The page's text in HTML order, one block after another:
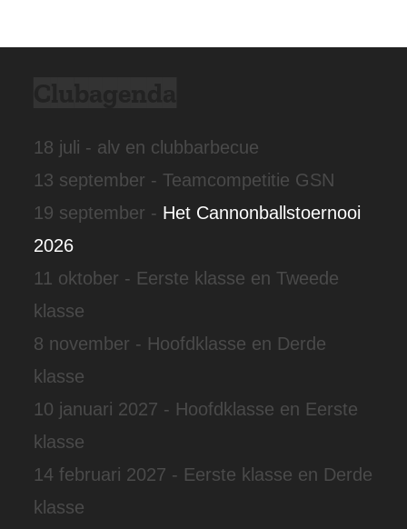
18 juli - alv en clubbarbecue
13 september - Teamcompetitie GSN
19 september - Het Cannonballstoernooi
2026
11 oktober - Eerste klasse en Tweede
klasse
8 november - Hoofdklasse en Derde
klasse
10 januari 2027 - Hoofdklasse en Eerste
klasse
14 februari 2027 - Eerste klasse en Derde
klasse